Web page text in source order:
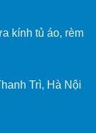
kính tủ áo, rèm
Trì, Hà Nội